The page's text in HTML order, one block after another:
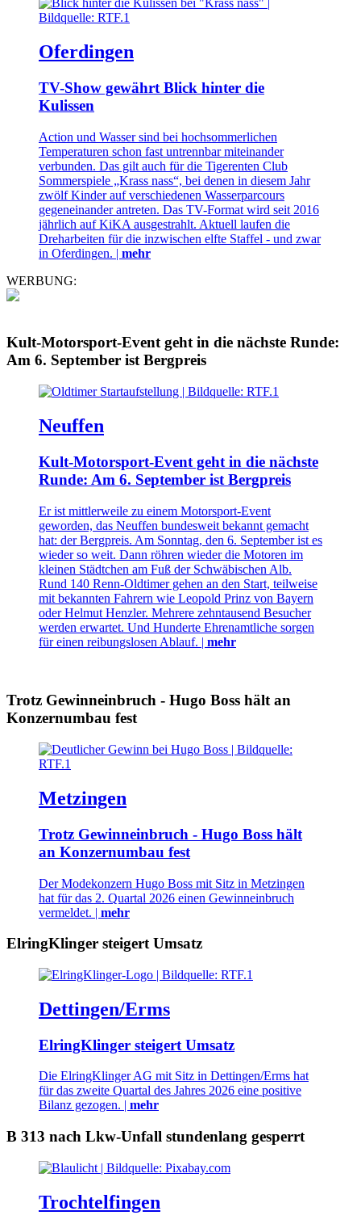
Oferdingen
TV-Show gewährt Blick hinter die
Kulissen
Action und Wasser sind bei hochsommerlichen
Temperaturen schon fast untrennbar miteinander
verbunden. Das gilt auch für die Tigerenten Club
Sommerspiele „Krass nass“, bei denen in diesem Jahr
zwölf Kinder auf verschiedenen Wasserparcours
gegeneinander antreten. Das TV-Format wird seit 2016
jährlich auf KiKA ausgestrahlt. Aktuell laufen die
Dreharbeiten für die inzwischen elfte Staffel - und zwar
in Oferdingen. | mehr
WERBUNG:
Kult-Motorsport-Event geht in die nächste Runde:
Am 6. September ist Bergpreis
Neuffen
Kult-Motorsport-Event geht in die nächste
Runde: Am 6. September ist Bergpreis
Er ist mittlerweile zu einem Motorsport-Event
geworden, das Neuffen bundesweit bekannt gemacht
hat: der Bergpreis. Am Sonntag, den 6. September ist es
wieder so weit. Dann röhren wieder die Motoren im
kleinen Städtchen am Fuß der Schwäbischen Alb.
Rund 140 Renn-Oldtimer gehen an den Start, teilweise
mit bekannten Fahrern wie Leopold Prinz von Bayern
oder Helmut Henzler. Mehrere zehntausend Besucher
werden erwartet. Und Hunderte Ehrenamtliche sorgen
für einen reibungslosen Ablauf. | mehr
Trotz Gewinneinbruch - Hugo Boss hält an
Konzernumbau fest
Metzingen
Trotz Gewinneinbruch - Hugo Boss hält
an Konzernumbau fest
Der Modekonzern Hugo Boss mit Sitz in Metzingen
hat für das 2. Quartal 2026 einen Gewinneinbruch
vermeldet. | mehr
ElringKlinger steigert Umsatz
Dettingen/Erms
ElringKlinger steigert Umsatz
Die ElringKlinger AG mit Sitz in Dettingen/Erms hat
für das zweite Quartal des Jahres 2026 eine positive
Bilanz gezogen. | mehr
B 313 nach Lkw-Unfall stundenlang gesperrt
Trochtelfingen